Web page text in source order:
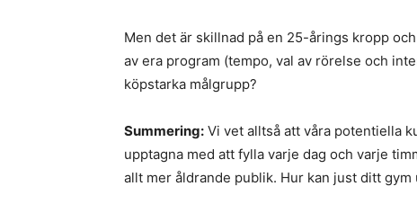
Men det är skillnad på en 25-årings kropp
av era program (tempo, val av rörelse och
köpstarka målgrupp?
Summering: Vi vet alltså att våra potentiella
upptagna med att fylla varje dag och varje
allt mer åldrande publik. Hur kan just ditt